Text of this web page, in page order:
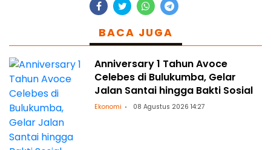
BACA JUGA
Anniversary 1 Tahun Avoce
Celebes di Bulukumba, Gelar
Jalan Santai hingga Bakti Sosial
Ekonomi 08 Agustus 2026 14:27